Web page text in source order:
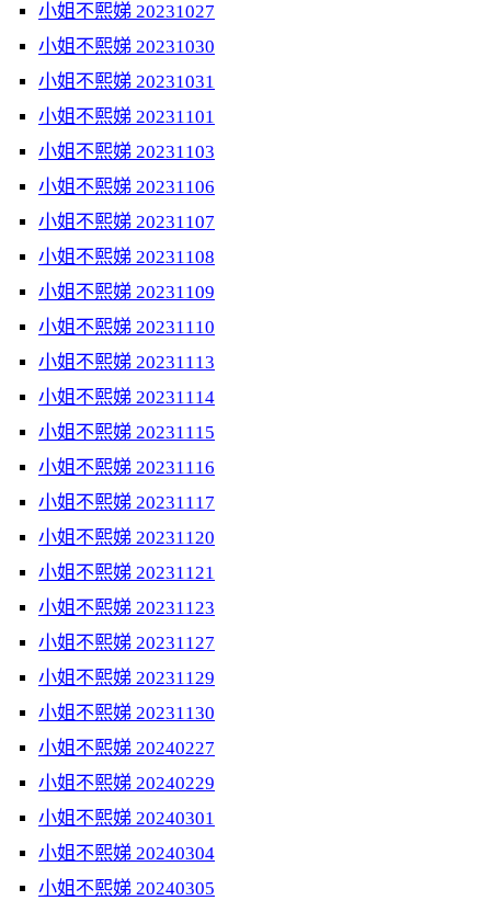
小姐不熙娣 20231027
小姐不熙娣 20231030
小姐不熙娣 20231031
小姐不熙娣 20231101
小姐不熙娣 20231103
小姐不熙娣 20231106
小姐不熙娣 20231107
小姐不熙娣 20231108
小姐不熙娣 20231109
小姐不熙娣 20231110
小姐不熙娣 20231113
小姐不熙娣 20231114
小姐不熙娣 20231115
小姐不熙娣 20231116
小姐不熙娣 20231117
小姐不熙娣 20231120
小姐不熙娣 20231121
小姐不熙娣 20231123
小姐不熙娣 20231127
小姐不熙娣 20231129
小姐不熙娣 20231130
小姐不熙娣 20240227
小姐不熙娣 20240229
小姐不熙娣 20240301
小姐不熙娣 20240304
小姐不熙娣 20240305